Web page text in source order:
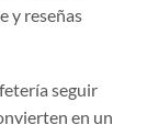
y reseñas
seguir
en un